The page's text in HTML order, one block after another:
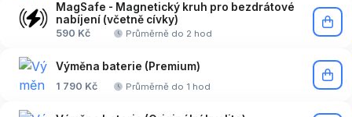
MagSafe - Magnetický kruh pro bezdrátové
nabíjení (včetně cívky)
590 Kč Průměrně do 2 hod
Výměna baterie (Premium)
1 790 Kč Průměrně do 1 hod